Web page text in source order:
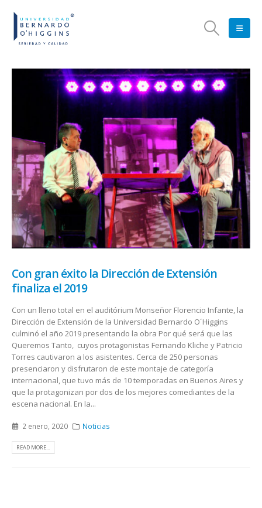
Con gran éxito la Dirección de Extensión
finaliza el 2019
Con un lleno total en el auditórium Monseñor Florencio Infante, la
Dirección de Extensión de la Universidad Bernardo O´Higgins
culminó el año 2019 presentando la obra Por qué será que las
Queremos Tanto, cuyos protagonistas Fernando Kliche y Patricio
Torres cautivaron a los asistentes. Cerca de 250 personas
presenciaron y disfrutaron de este montaje de categoría
internacional, que tuvo más de 10 temporadas en Buenos Aires y
que la protagonizan por dos de los mejores comediantes de la
escena nacional. En la...
2 enero, 2020 Noticias
READ MORE...